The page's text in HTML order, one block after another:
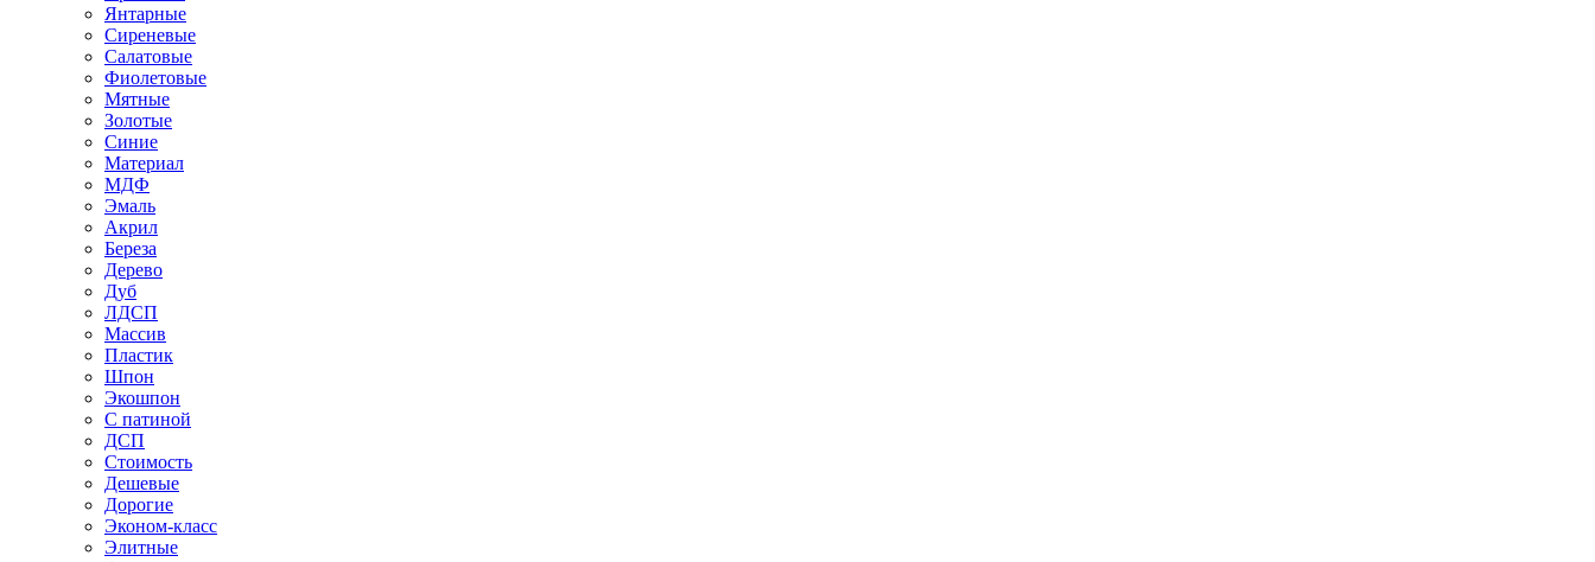
Янтарные
Сиреневые
Салатовые
Фиолетовые
Мятные
Золотые
Синие
Материал
МДФ
Эмаль
Акрил
Береза
Дерево
Дуб
ЛДСП
Массив
Пластик
Шпон
Экошпон
С патиной
ДСП
Стоимость
Дешевые
Дорогие
Эконом-класс
Элитные